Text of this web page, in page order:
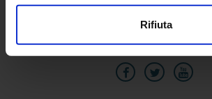
Rifiuta
Via Eritrea 21/A
20157 | Milano | Italia